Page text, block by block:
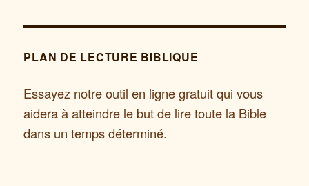
PLAN DE LECTURE BIBLIQUE
Essayez notre outil en ligne gratuit qui vous
aidera à atteindre le but de lire toute la Bible
dans un temps déterminé.